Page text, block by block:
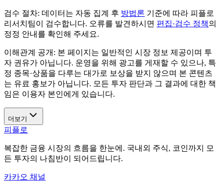
검수 절차: 데이터는 자동 집계 후 방법론 기준에 따라 피플로
리서치팀이 검수합니다. 오류를 발견하시면 편집·검수 정책의
정정 안내를 확인해 주세요.
이해관계 공개: 본 페이지는 일반적인 시장 정보 제공이며 투
자 권유가 아닙니다. 운영을 위해 광고를 게재할 수 있으나, 특
정 종목·상품을 다루는 대가로 보상을 받지 않으며 본 콘텐츠
는 유료 홍보가 아닙니다. 모든 투자 판단과 그 결과에 대한 책
임은 이용자 본인에게 있습니다.
더보기
피플로
복잡한 금융 시장의 흐름을 한눈에. 국내외 주식, 코인까지 모
든 투자의 나침반이 되어드립니다.
카카오 채널